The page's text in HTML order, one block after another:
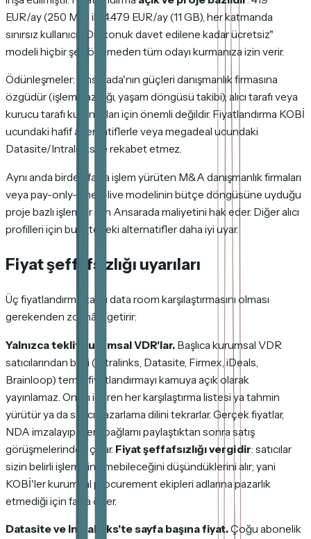
EUR/ay (250 MB) ila 4.479 EUR/ay (11 GB), her katmanda
sınırsız kullanıcı. "Dış konuk davet edilene kadar ücretsiz"
modeli hiçbir şey ödemeden tüm odayı kurmanıza izin verir.
Ödünleşmeler: Ansarada'nın güçleri danışmanlık firmasına
özgüdür (işlem hazırlığı, yaşam döngüsü takibi); alıcı tarafı veya
kurucu tarafı kullanımları için önemli değildir. Fiyatlandırma KOBİ
ucundaki hafif alternatiflerle veya megadeal ucundaki
Datasite/Intralinks ile rekabet etmez.
Aynı anda birden fazla işlem yürüten M&A danışmanlık firmaları
veya pay-only-when-live modelinin bütçe döngüsüne uyduğu
proje bazlı işlemler için Ansarada maliyetini hak eder. Diğer alıcı
profilleri için bu listedeki alternatifler daha iyi uyar.
Fiyat şeffafsızlığı uyarıları
Üç fiyatlandırma kalıbı data room karşılaştırmasını olması
gerekenden zor hâle getirir:
Yalnızca teklif kurumsal VDR'lar. Başlıca kurumsal VDR
satıcılarından beşi (Intralinks, Datasite, Firmex, iDeals,
Brainloop) temel fiyatlandırmayı kamuya açık olarak
yayınlamaz. Onları içeren her karşılaştırma listesi ya tahmin
yürütür ya da satıcı pazarlama dilini tekrarlar. Gerçek fiyatlar,
NDA imzalayıp işlem bağlamı paylaştıktan sonra satış
görüşmelerinden çıkar. Fiyat şeffafsızlığı vergidir: satıcılar
sizin belirli işlemizin emebileceğini düşündüklerini alır; yani
KOBİ'ler kurumsal procurement ekipleri adlarına pazarlık
etmediği için fazla öder.
Datasite ve Intralinks'te sayfa başına fiyat.Çoğu abonelik